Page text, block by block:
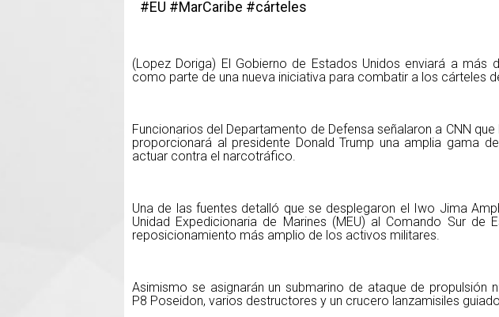
#EU #MarCaribe #cárteles
(Lopez Doriga) El Gobierno de Estados Unidos enviará a más
como parte de una nueva iniciativa para combatir a los cárteles
Funcionarios del Departamento de Defensa señalaron a CNN
proporcionará al presidente Donald Trump una amplia gama
actuar contra el narcotráfico.
Una de las fuentes detalló que se desplegaron el Iwo Jima
Unidad Expedicionaria de Marines (MEU) al Comando Sur de
reposicionamiento más amplio de los activos militares.
Asimismo se asignarán un submarino de ataque de propulsión
P8 Poseidon, varios destructores y un crucero lanzamisiles